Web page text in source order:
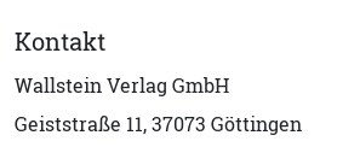
Kontakt
Wallstein Verlag GmbH
Geiststraße 11, 37073 Göttingen